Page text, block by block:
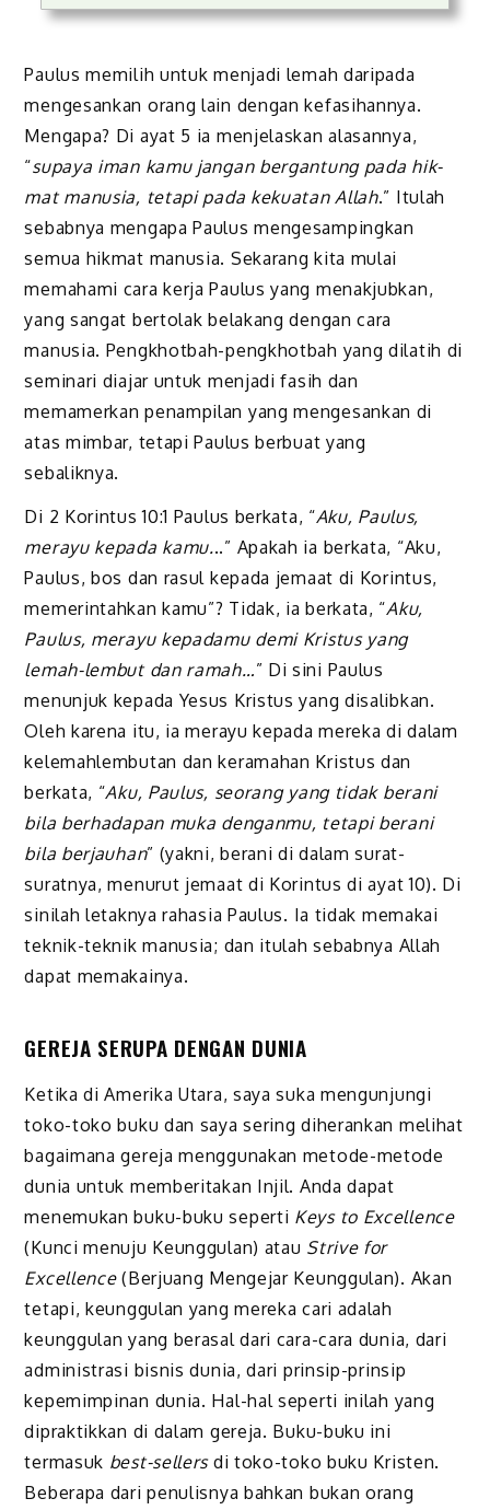
Paulus memilih untuk menjadi lemah daripada
mengesankan orang lain dengan kefasihannya.
Mengapa? Di ayat 5 ia menjelaskan alasannya,
“supaya iman kamu jangan bergantung pada hik­
mat manusia, tetapi pada kekuatan Allah.” Itulah
sebabnya mengapa Paulus mengesampingkan
semua hikmat manusia. Sekarang kita mulai
memahami cara kerja Paulus yang menakjubkan,
yang sangat bertolak belakang dengan cara
manusia. Pengkhotbah-pengkhotbah yang dilatih di
seminari diajar untuk menjadi fasih dan
memamerkan penampilan yang mengesankan di
atas mimbar, tetapi Paulus berbuat yang
sebaliknya.
Di 2 Korintus 10:1 Paulus berkata, “Aku, Paulus,
merayu kepada kamu...” Apakah ia berkata, “Aku,
Paulus, bos dan rasul kepada jemaat di Korintus,
memerintahkan kamu”? Tidak, ia berkata, “Aku,
Paulus, merayu kepadamu demi Kristus yang
lemah-lembut dan ramah…” Di sini Paulus
menunjuk kepada Yesus Kristus yang disalibkan.
Oleh karena itu, ia merayu kepada mereka di dalam
kelemahlembutan dan keramahan Kristus dan
berkata, “Aku, Paulus, seorang yang tidak berani
bila berhadapan muka denganmu, tetapi berani
bila berjauhan” (yakni, berani di dalam surat-
suratnya, menurut jemaat di Korintus di ayat 10). Di
sinilah letaknya rahasia Paulus. Ia tidak memakai
teknik-teknik manusia; dan itulah sebabnya Allah
dapat memakainya.
GEREJA SERUPA DENGAN DUNIA
Ketika di Amerika Utara, saya suka mengunjungi
toko-toko buku dan saya sering diherankan melihat
bagaimana gereja menggunakan metode-metode
dunia untuk memberitakan Injil. Anda dapat
menemukan buku-buku seperti Keys to Excellence
(Kunci menuju Keunggulan) atau Strive for
Excellence(Berjuang Mengejar Keunggulan). Akan
tetapi, keunggulan yang mereka cari adalah
keunggulan yang bera­sal dari cara-cara dunia, dari
administrasi bisnis dunia, dari prinsip-prinsip
kepemimpinan dunia. Hal-hal seperti inilah yang
dipraktikkan di dalam gereja. Buku-buku ini
termasuk best-sellersdi toko-toko buku Kristen.
Beberapa dari penulisnya bahkan bukan orang